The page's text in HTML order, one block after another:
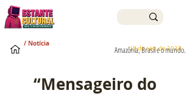
19 de set. de 2023
Amazônia, Brasil e o mundo.
/ Notícia
“Mensageiro do